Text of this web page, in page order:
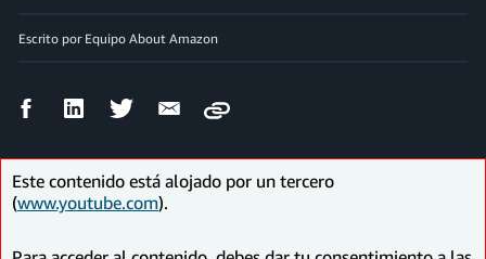
Escrito por Equipo About Amazon
CompartirCompartirCompartirCompartir
electrónico
Copy
Este contenido está alojado por un tercero
(www.youtube.com).